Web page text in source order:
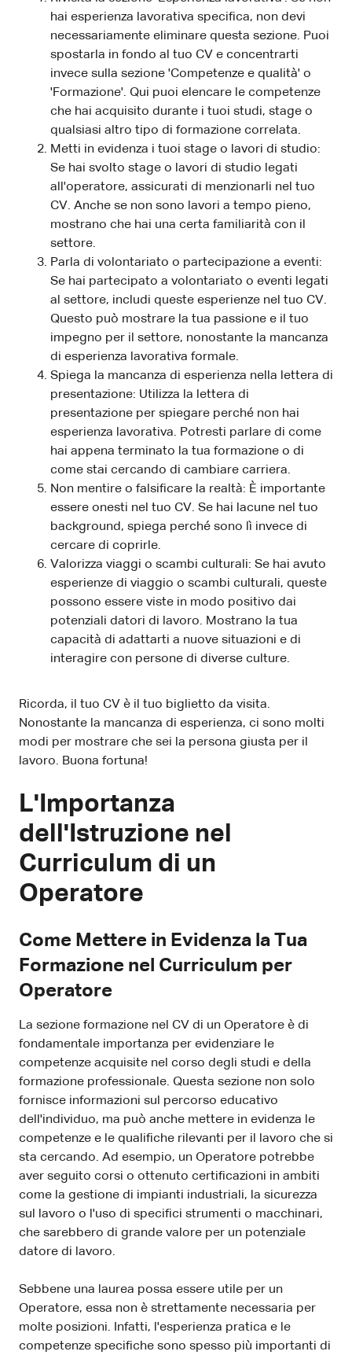
hai esperienza lavorativa specifica, non devi
necessariamente eliminare questa sezione. Puoi
spostarla in fondo al tuo CV e concentrarti
invece sulla sezione 'Competenze e qualità' o
'Formazione'. Qui puoi elencare le competenze
che hai acquisito durante i tuoi studi, stage o
qualsiasi altro tipo di formazione correlata.
Metti in evidenza i tuoi stage o lavori di studio:
Se hai svolto stage o lavori di studio legati
all'operatore, assicurati di menzionarli nel tuo
CV. Anche se non sono lavori a tempo pieno,
mostrano che hai una certa familiarità con il
settore.
Parla di volontariato o partecipazione a eventi:
Se hai partecipato a volontariato o eventi legati
al settore, includi queste esperienze nel tuo CV.
Questo può mostrare la tua passione e il tuo
impegno per il settore, nonostante la mancanza
di esperienza lavorativa formale.
Spiega la mancanza di esperienza nella lettera di
presentazione: Utilizza la lettera di
presentazione per spiegare perché non hai
esperienza lavorativa. Potresti parlare di come
hai appena terminato la tua formazione o di
come stai cercando di cambiare carriera.
Non mentire o falsificare la realtà: È importante
essere onesti nel tuo CV. Se hai lacune nel tuo
background, spiega perché sono lì invece di
cercare di coprirle.
Valorizza viaggi o scambi culturali: Se hai avuto
esperienze di viaggio o scambi culturali, queste
possono essere viste in modo positivo dai
potenziali datori di lavoro. Mostrano la tua
capacità di adattarti a nuove situazioni e di
interagire con persone di diverse culture.
Ricorda, il tuo CV è il tuo biglietto da visita.
Nonostante la mancanza di esperienza, ci sono molti
modi per mostrare che sei la persona giusta per il
lavoro. Buona fortuna!
L'Importanza
dell'Istruzione nel
Curriculum di un
Operatore
Come Mettere in Evidenza la Tua
Formazione nel Curriculum per
Operatore
La sezione formazione nel CV di un Operatore è di
fondamentale importanza per evidenziare le
competenze acquisite nel corso degli studi e della
formazione professionale. Questa sezione non solo
fornisce informazioni sul percorso educativo
dell'individuo, ma può anche mettere in evidenza le
competenze e le qualifiche rilevanti per il lavoro che si
sta cercando. Ad esempio, un Operatore potrebbe
aver seguito corsi o ottenuto certificazioni in ambiti
come la gestione di impianti industriali, la sicurezza
sul lavoro o l'uso di specifici strumenti o macchinari,
che sarebbero di grande valore per un potenziale
datore di lavoro.
Sebbene una laurea possa essere utile per un
Operatore, essa non è strettamente necessaria per
molte posizioni. Infatti, l'esperienza pratica e le
competenze specifiche sono spesso più importanti di